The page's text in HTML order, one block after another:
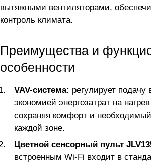
вытяжными вентиляторами,
контроль климата.
Преимущества и
особенности
VAV-система: регулирует подачу
экономией энергозатрат на
сохраняя комфорт и
каждой зоне.
Цветной сенсорный пульт
встроенным Wi-Fi входит в